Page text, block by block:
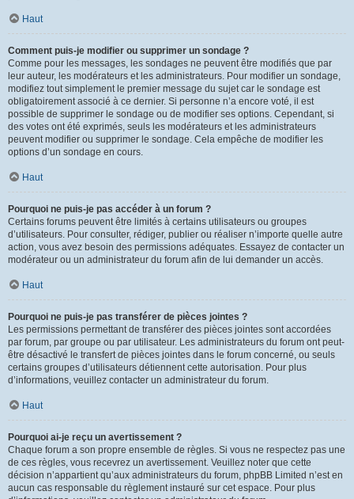
Haut
Comment puis-je modifier ou supprimer un sondage ?
Comme pour les messages, les sondages ne peuvent être modifiés que par
leur auteur, les modérateurs et les administrateurs. Pour modifier un sondage,
modifiez tout simplement le premier message du sujet car le sondage est
obligatoirement associé à ce dernier. Si personne n’a encore voté, il est
possible de supprimer le sondage ou de modifier ses options. Cependant, si
des votes ont été exprimés, seuls les modérateurs et les administrateurs
peuvent modifier ou supprimer le sondage. Cela empêche de modifier les
options d’un sondage en cours.
Haut
Pourquoi ne puis-je pas accéder à un forum ?
Certains forums peuvent être limités à certains utilisateurs ou groupes
d’utilisateurs. Pour consulter, rédiger, publier ou réaliser n’importe quelle autre
action, vous avez besoin des permissions adéquates. Essayez de contacter un
modérateur ou un administrateur du forum afin de lui demander un accès.
Haut
Pourquoi ne puis-je pas transférer de pièces jointes ?
Les permissions permettant de transférer des pièces jointes sont accordées
par forum, par groupe ou par utilisateur. Les administrateurs du forum ont peut-
être désactivé le transfert de pièces jointes dans le forum concerné, ou seuls
certains groupes d’utilisateurs détiennent cette autorisation. Pour plus
d’informations, veuillez contacter un administrateur du forum.
Haut
Pourquoi ai-je reçu un avertissement ?
Chaque forum a son propre ensemble de règles. Si vous ne respectez pas une
de ces règles, vous recevrez un avertissement. Veuillez noter que cette
décision n’appartient qu’aux administrateurs du forum, phpBB Limited n’est en
aucun cas responsable du règlement instauré sur cet espace. Pour plus